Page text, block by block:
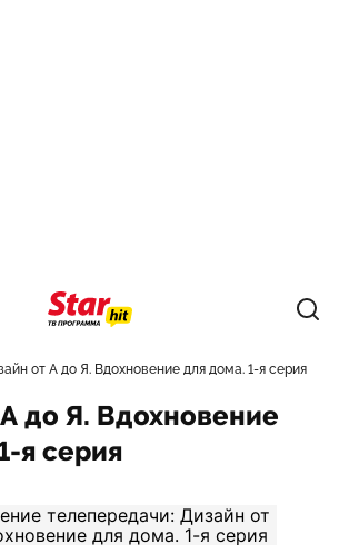
от А до Я. Вдохновение для дома. 1-я серия
до Я. Вдохновение
я серия